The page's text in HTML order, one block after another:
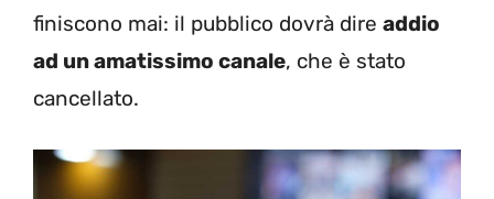
finiscono mai: il pubblico dovrà dire addio
ad un amatissimo canale, che è stato
cancellato.